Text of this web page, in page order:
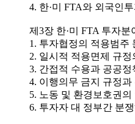
4. 한·미 FTA와 외국인
제3장 한·미 FTA 투자
1. 투자협정의 적용범주
2. 일시적 적용면제 규정
3. 간접적 수용과 공공정
4. 이행의무 금지 규정과
5. 노동 및 환경보호권의
6. 투자자 대 정부간 분